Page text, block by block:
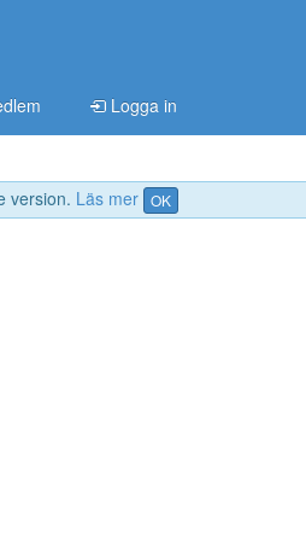
version. Läs mer OK
Logga in